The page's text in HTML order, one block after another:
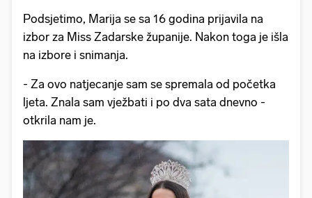
Podsjetimo, Marija se sa 16 godina prijavila na
izbor za Miss Zadarske županije. Nakon toga je išla
na izbore i snimanja.
- Za ovo natjecanje sam se spremala od početka
ljeta. Znala sam vježbati i po dva sata dnevno -
otkrila nam je.